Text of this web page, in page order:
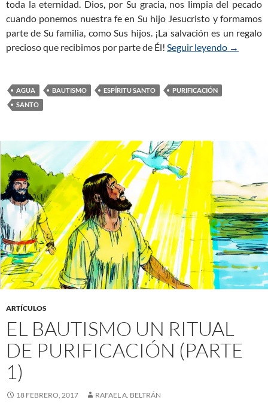
toda la eternidad. Dios, por Su gracia, nos limpia del pecado
cuando ponemos nuestra fe en Su hijo Jesucristo y formamos
parte de Su familia, como Sus hijos. ¡La salvación es un regalo
precioso que recibimos por parte de Él! Seguir leyendo El
→
AGUA BAUTISMO ESPÍRITU SANTO
PURIFICACIÓN
SANTO
ARTÍCULOS
EL BAUTISMO UN RITUAL
DE PURIFICACIÓN (PARTE
1)
18 FEBRERO, 2017 RAFAEL A. BELTRÁN